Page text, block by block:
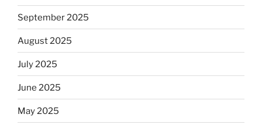
September 2025
August 2025
July 2025
June 2025
May 2025